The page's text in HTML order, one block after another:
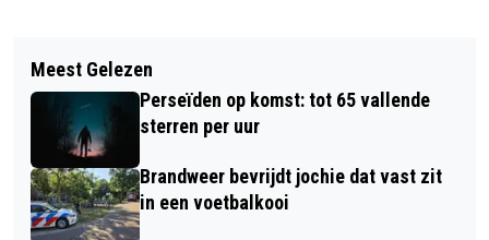
FAMILIEVOORSTELLING ‘HET
VLUCHTKASTEEL’ OP KASTEEL
DOORWERTH
TERUGROEPACTIE FISH TALES
ANSJOVISFILETS OM STUKJES GLAS
Meest Gelezen
Perseïden op komst: tot 65 vallende
sterren per uur
Brandweer bevrijdt jochie dat vast zit
in een voetbalkooi